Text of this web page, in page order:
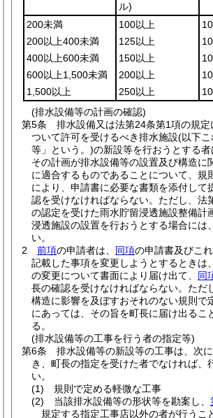
ル)
200未満 100以上
200以上400未満
125以上
400以上600未満
150以上
600以上1,500未満
200以上
1,500以上
250以上
(排水設備等の計画の確認)
第5条
排水設備又は法第24条第1項の規定
ついて許可を受けるべき排水施設(以下
等」という。)の新設等を行おうとする者
その計画が排水設備等の設置及び構造に
に適合するものであることについて、規
により、申請書に必要な書類を添付して
認を受けなければならない。 ただし、法
の認定を受けた雨水貯留浸透施設整備計
浸透施設の設置を行おうとする場合には
い。
2
前項の申請者は、 同項の申請書及びこ
記載した事項を変更しようとするときは
の変更について書面により届け出て、 同
長の確認を受けなければならない。 ただ
構造に影響を及ぼすおそれのない規則で
にあっては、その旨を町長に届け出るこ
る。
(排水設備等の工事を行う者の指定等)
第6条
排水設備等の新設等の工事は、次
き、町長の指定を受けた者でなければ、
い。
(1)
規則で定める軽微な工事
(2)
当該排水設備等の形状等を勘案し、
規定する指定工事店以外の者が行うこ